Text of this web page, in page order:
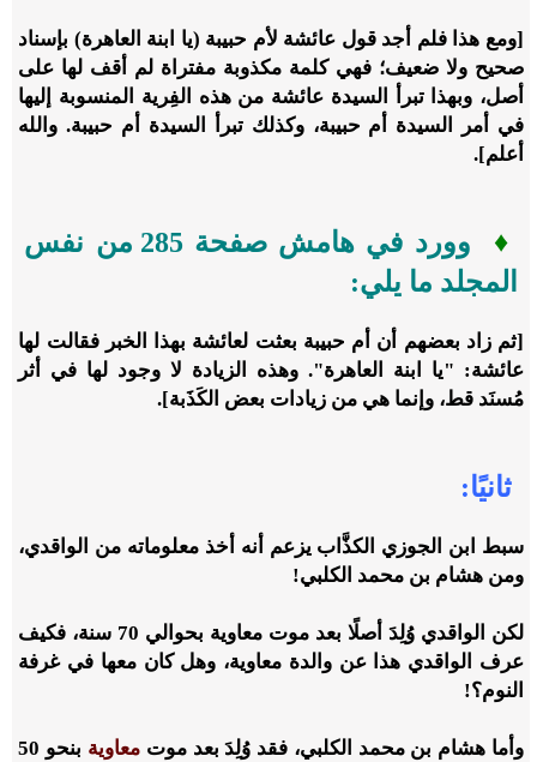
[ومع هذا فلم أجد قول عائشة لأم حبيبة (يا ابنة العاهرة) بإسناد
صحيح ولا ضعيف؛ فهي كلمة مكذوبة مفتراة لم أقف لها على
أصل، وبهذا تبرأ السيدة عائشة من هذه الفِرية المنسوبة إليها
في أمر السيدة أم حبيبة، وكذلك تبرأ السيدة أم حبيبة. والله
أعلم].
♦
وورد في هامش صفحة ‏285 من نفس
المجلد ما يلي:
[ثم زاد بعضهم أن أم حبيبة بعثت لعائشة بهذا الخبر فقالت لها
عائشة: "يا ابنة العاهرة". وهذه الزيادة لا وجود لها في أثر
مُسنَد قط، وإنما هي من زيادات بعض الكَذَبة].
ثانيًا:
سبط ابن الجوزي الكذَّاب يزعم أنه أخذ معلوماته من الواقدي،
ومن هشام بن محمد الكلبي!
لكن الواقدي وُلِدَ أصلًا بعد موت معاوية بحوالي 70 سنة، فكيف
عرف الواقدي هذا عن والدة معاوية، وهل كان معها في غرفة
النوم؟!
وأما هشام بن محمد الكلبي، فقد وُلِدَ بعد موت معاوية بنحو 50